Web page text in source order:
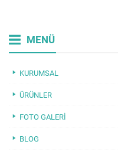
MENÜ
KURUMSAL
ÜRÜNLER
FOTO GALERI
BLOG